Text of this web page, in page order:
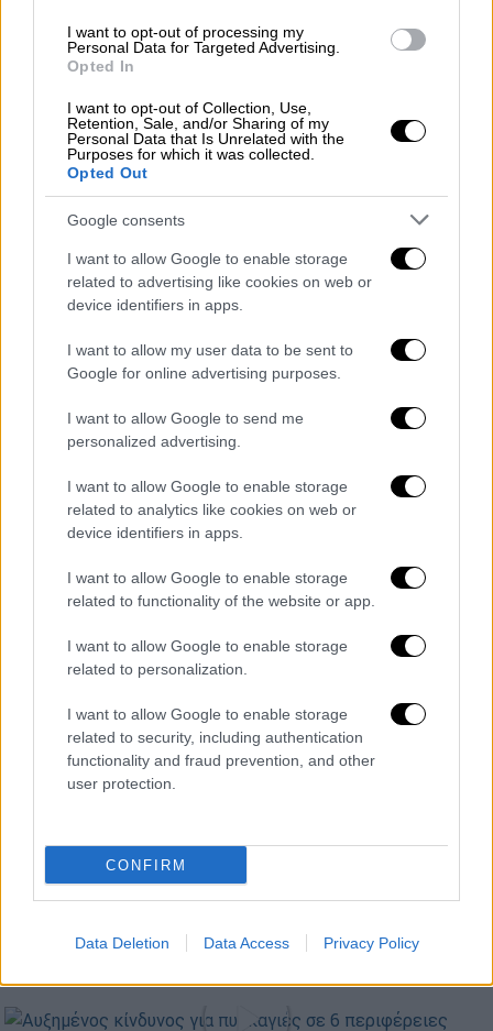
I want to opt-out of processing my
Personal Data for Targeted Advertising.
Opted In
I want to opt-out of Collection, Use,
Retention, Sale, and/or Sharing of my
Personal Data that Is Unrelated with the
Purposes for which it was collected.
Opted Out
Google consents
I want to allow Google to enable storage
related to advertising like cookies on web or
device identifiers in apps.
I want to allow my user data to be sent to
Google for online advertising purposes.
I want to allow Google to send me
personalized advertising.
I want to allow Google to enable storage
related to analytics like cookies on web or
device identifiers in apps.
I want to allow Google to enable storage
related to functionality of the website or app.
I want to allow Google to enable storage
related to personalization.
I want to allow Google to enable storage
related to security, including authentication
functionality and fraud prevention, and other
user protection.
CONFIRM
Data Deletion Data Access Privacy Policy
POPULAR VIDEOS
Μεσημεριανό...|09.08.2026 14:15
Μεσημεριανό δελτίο ειδήσεων
ΑΠΟΣΠΑΣΜΑΤΑ...|09.08.2026 14:09
Εξονυχιστικοί έλεγχοι Ιταλών
ταξιδιωτών από τους Ισπανούς
ΑΠΟΣΠΑΣΜΑΤΑ...|09.08.2026 13:55
Στο αρχείο η δικογραφία για τις
σύγκρουση